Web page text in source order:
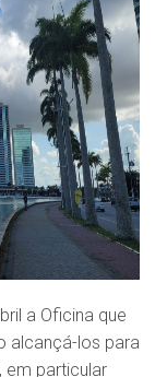
a Oficina que
alcançá-los para
em particular